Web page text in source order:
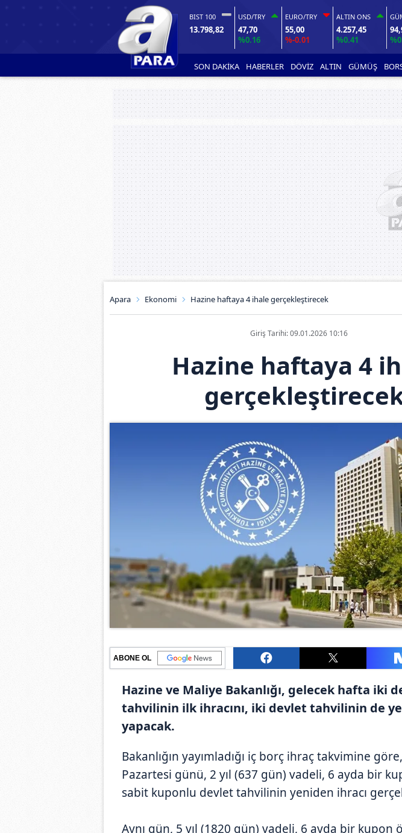
BIST 100
13.798,82
USD/TRY
47,70
%0.16
EURO/TRY
55,00
%-0.01
ALTIN ONS
4.257,45
%0.41
SON DAKİKA HABERLER DÖVİZ ALTIN GÜMÜŞ
Apara Ekonomi Hazine haftaya 4 ihale gerçekleştirecek
Giriş Tarihi: 09.01.2026 10:16
Hazine haftaya 4
ABONE OL
Hazine ve Maliye Bakanlığı, gelecek hafta iki
tahvilinin ilk ihracını, iki devlet tahvilinin de
yapacak.
Bakanlığın yayımladığı iç borç ihraç takvimine
Pazartesi günü, 2 yıl (637 gün) vadeli, 6 ayda bir
sabit kuponlu devlet tahvilinin yeniden ihracı
Aynı gün, 5 yıl (1820 gün) vadeli, 6 ayda bir kupon